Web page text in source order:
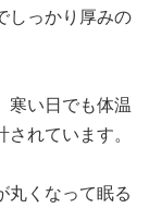
しっかり厚みの
寒い日でも体温
れています。
丸くなって眠る